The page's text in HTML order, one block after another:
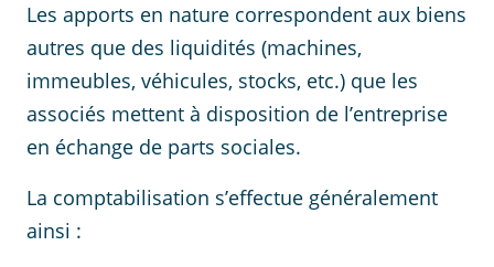
Les apports en nature correspondent aux biens
autres que des liquidités (machines,
immeubles, véhicules, stocks, etc.) que les
associés mettent à disposition de l’entreprise
en échange de parts sociales.
La comptabilisation s’effectue généralement
ainsi :